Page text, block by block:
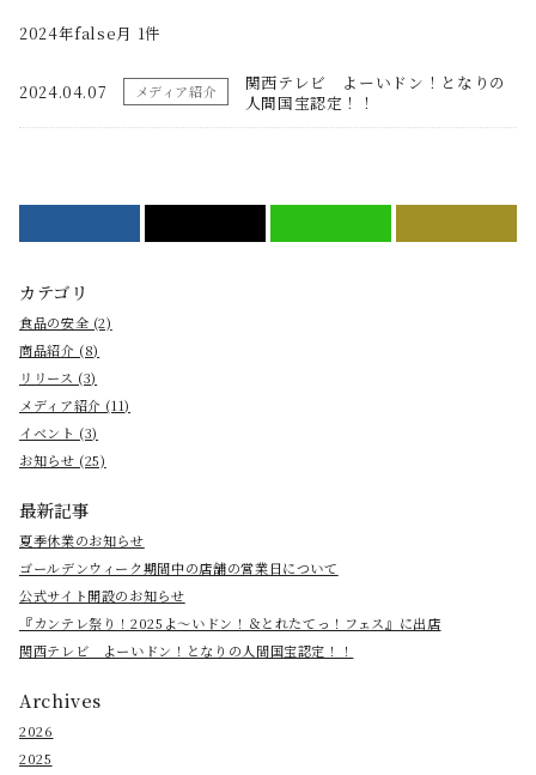
2024年false月 1件
2024.04.07 メディア紹介
関西テレビ よーいドン！となりの
人間国宝認定！！
カテゴリ
食品の安全 (2)
商品紹介 (8)
リリース (3)
メディア紹介 (11)
イベント (3)
お知らせ (25)
最新記事
夏季休業のお知らせ
ゴールデンウィーク期間中の店舗の営業日について
公式サイト開設のお知らせ
『カンテレ祭り！2025よ～いドン！＆とれたてっ！フェス』に出店
関西テレビ よーいドン！となりの人間国宝認定！！
Archives
2026
2025